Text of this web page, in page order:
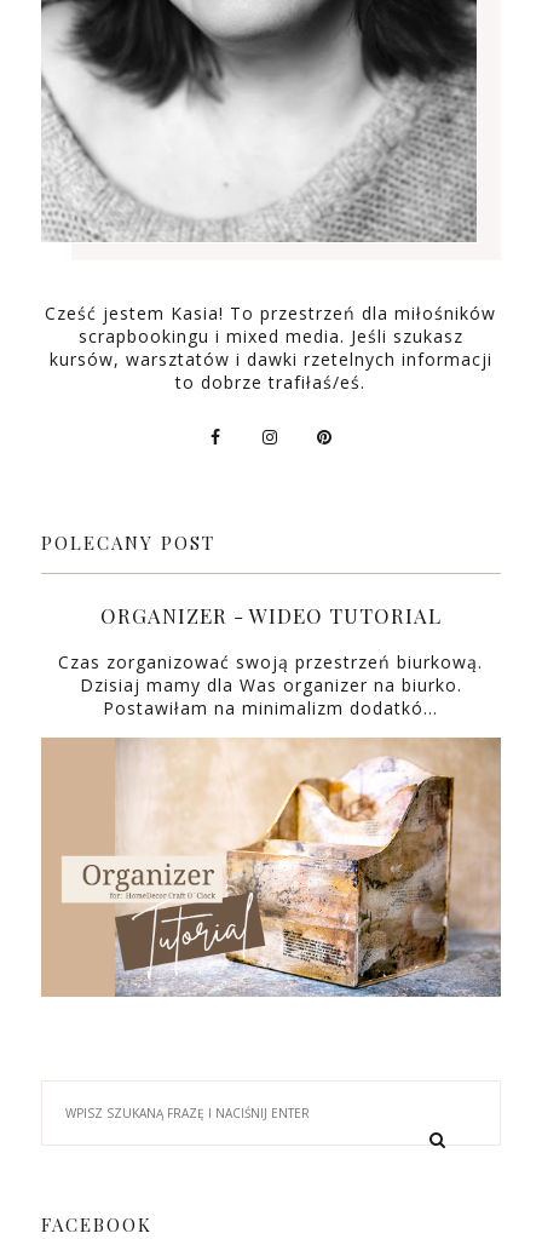
Cześć jestem Kasia! To przestrzeń dla miłośników
scrapbookingu i mixed media. Jeśli szukasz
kursów, warsztatów i dawki rzetelnych informacji
to dobrze trafiłaś/eś.
POLECANY POST
ORGANIZER - WIDEO TUTORIAL
Czas zorganizować swoją przestrzeń biurkową.
Dzisiaj mamy dla Was organizer na biurko.
Postawiłam na minimalizm dodatkó…
FACEBOOK